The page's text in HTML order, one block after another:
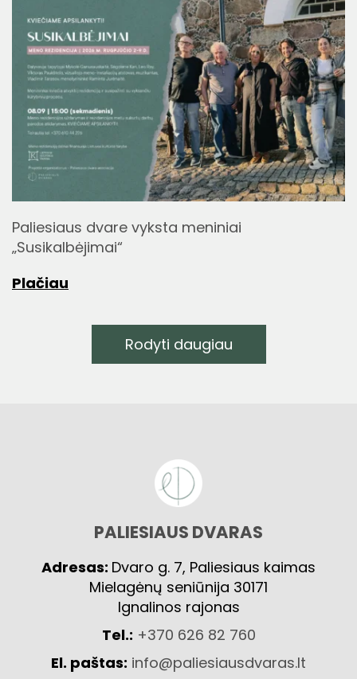
Paliesiaus dvare vyksta meniniai
„Susikalbėjimai“
Plačiau
Rodyti daugiau
PALIESIAUS DVARAS
Adresas: Dvaro g. 7, Paliesiaus kaimas
Mielagėnų seniūnija 30171
Ignalinos rajonas
Tel.: +370 626 82 760
El. paštas: info@paliesiausdvaras.lt